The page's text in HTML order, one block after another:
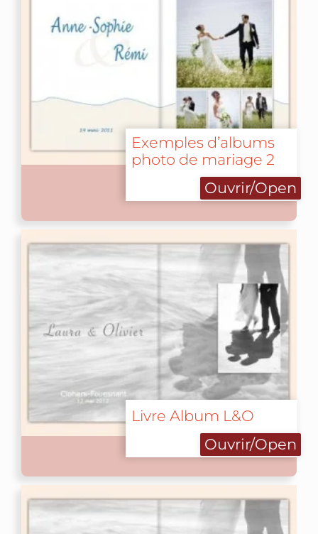
Exemples d’albums
photo de mariage 2
Ouvrir/Open
Livre Album L&O
Ouvrir/Open